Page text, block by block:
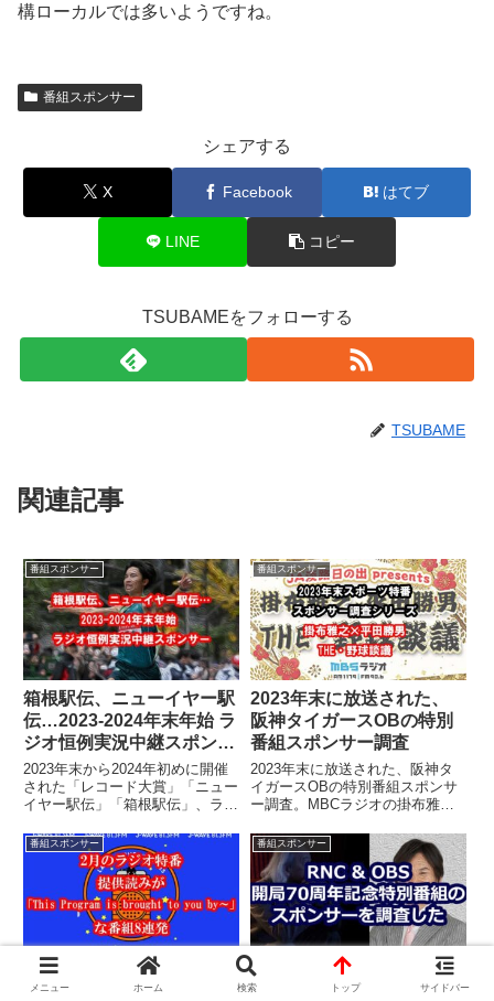
構ローカルでは多いようですね。
番組スポンサー
シェアする
X Facebook はてブ
LINE コピー
TSUBAMEをフォローする
TSUBAME
関連記事
番組スポンサー
箱根駅伝、ニューイヤー駅
伝…2023-2024年末年始 ラ
ジオ恒例実況中継スポンサ
ー
2023年末から2024年初めに開催
された「レコード大賞」「ニュー
イヤー駅伝」「箱根駅伝」、ラジ
のようになっていた。TBSラジオ
で放送された「レコード大賞」と
「ニューイヤー駅伝」、ラジオ日
本や文化放送で放送された「箱根
駅伝」のスポンサーを調査しまし
番組スポンサー
2023年末に放送された、
阪神タイガースOBの特別
番組スポンサー調査
2023年末に放送された、阪神タ
イガースOBの特別番組スポンサ
ー調査。MBCラジオの掛布雅之×
クSP。ABCラジオの赤星憲広オ
ーライオーライ＆矢野燿大のどー
んとこい＆下柳剛のさあやりんし
ゃい。大関化学工業、リンガーハ
ット、 コンテナ市場が多めの
MBS、播州信用金庫、二階堂酒
造多めのABC。
番組スポンサー
J-WAVEなのにCMの入れ
方がTFMぽかった特番
番組スポンサー
OBS、RNC、聴きごたえ
あった70周年記念特別番組
メニュー ホーム 検索 トップ サイドバー